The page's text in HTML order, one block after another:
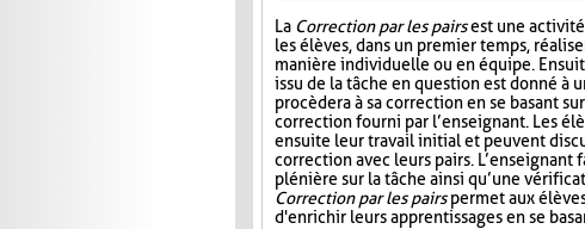
La Correction par les pairsest une
les élèves, dans un premier temps,
manière individuelle ou en équipe.
issu de la tâche en question est donné à
procèdera à sa correction en se basant
correction fourni par l’enseignant. Les
ensuite leur travail initial et peuvent
correction avec leurs pairs. L’enseignant
plénière sur la tâche ainsi qu’une
Correction par les pairspermet aux
d'enrichir leurs apprentissages en se